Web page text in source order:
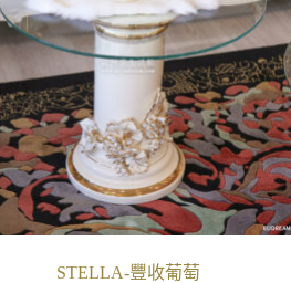
STELLA-豐收葡萄